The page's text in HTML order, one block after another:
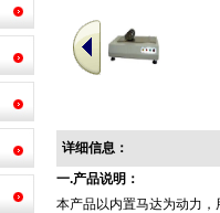
详细信息：
一.产品说明：
本产品以内置马达为动力